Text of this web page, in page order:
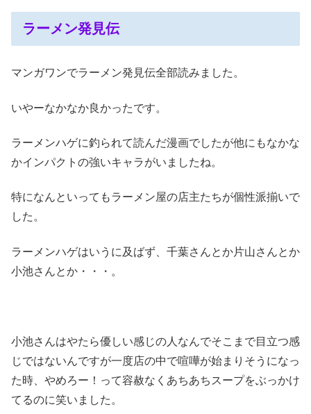
ラーメン発見伝
マンガワンでラーメン発見伝全部読みました。
いやーなかなか良かったです。
ラーメンハゲに釣られて読んだ漫画でしたが他にもなかな
かインパクトの強いキャラがいましたね。
特になんといってもラーメン屋の店主たちが個性派揃いで
した。
ラーメンハゲはいうに及ばず、千葉さんとか片山さんとか
小池さんとか・・・。
小池さんはやたら優しい感じの人なんでそこまで目立つ感
じではないんですが一度店の中で喧嘩が始まりそうになっ
た時、やめろー！って容赦なくあちあちスープをぶっかけ
てるのに笑いました。